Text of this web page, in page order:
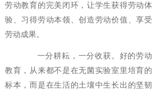
劳动教育的完美闭环，让学生获得劳动体
验、习得劳动本领、创造劳动价值、享受
劳动成果。
一分耕耘，一分收获。好的劳动
教育，从来都不是在无菌实验室里培育的
标本，而是在生活的土壤中生长出的坚韧